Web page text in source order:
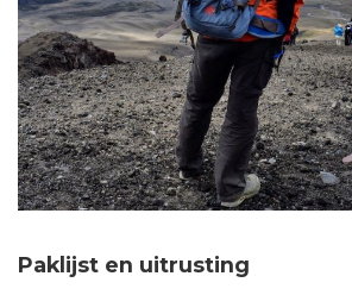
Paklijst en uitrusting